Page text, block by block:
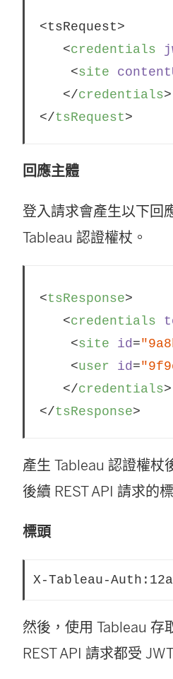
<tsRequest>
<credentials
<site
</credentials>
</tsRequest>
回應主體
登入請求會產生以下回
Tableau 認證權杖。
<tsResponse>
<credentials
<site id =
<user id =
</credentials>
</tsResponse>
產生 Tableau 認證權杖
後續 REST API 請求的
標頭
X-Tableau-
然後，使用 Tableau 存
REST API 請求都受